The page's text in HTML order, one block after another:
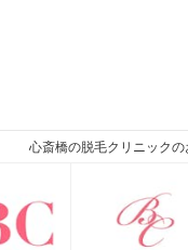
心斎橋の脱毛クリニック